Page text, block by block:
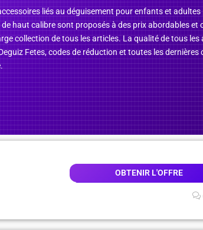
liés au déguisement pour enfants et
haut calibre sont proposés à des prix abordables
collection de tous les articles. La qualité de tous
Fetes, codes de réduction et toutes les
OBTENIR L'OFFRE